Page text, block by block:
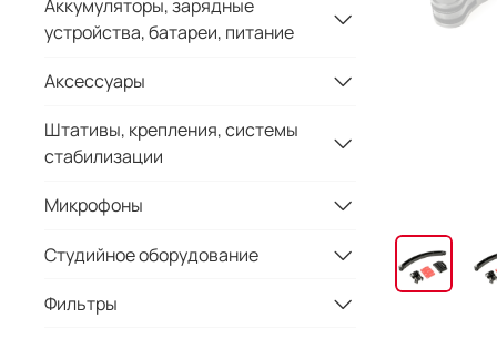
Аккумуляторы, зарядные
устройства, батареи, питание
Аксессуары
Штативы, крепления, системы
стабилизации
Микрофоны
Студийное оборудование
Фильтры